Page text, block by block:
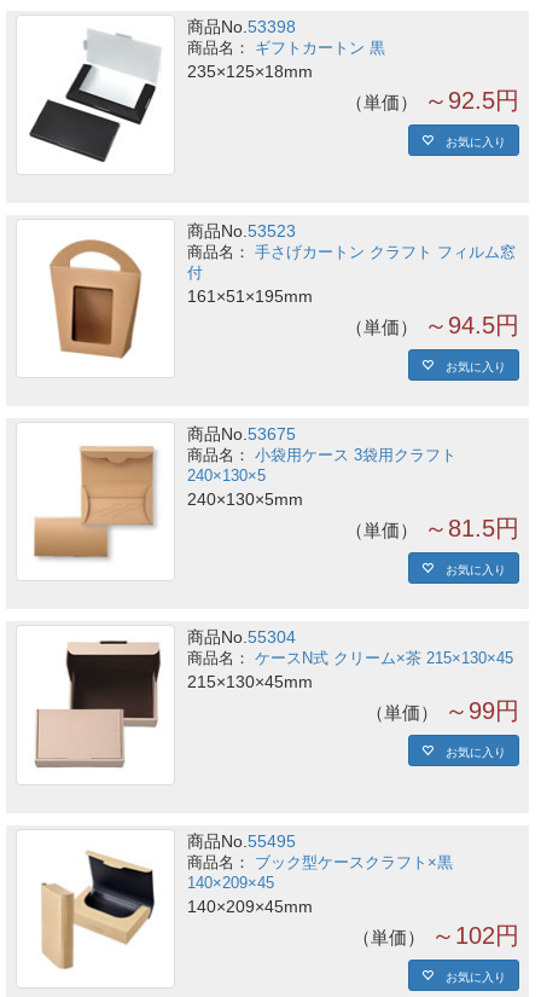
商品No.53398
ギフトカートン 黒
235×125×18mm
単価 ～92.5円
お気に入り
商品No.53523
手さげカートン クラフト フィルム窓
付
161×51×195mm
単価 ～94.5円
お気に入り
商品No.53675
小袋用ケース 3袋用クラフト
240×130×5
240×130×5mm
単価 ～81.5円
お気に入り
商品No.55304
ケースN式 クリーム×茶 215×130×45
215×130×45mm
単価 ～99円
お気に入り
商品No.55495
ブック型ケースクラフト×黒
140×209×45
140×209×45mm
単価 ～102円
お気に入り